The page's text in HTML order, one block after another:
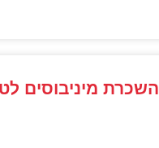
השכרת מיניבוסים